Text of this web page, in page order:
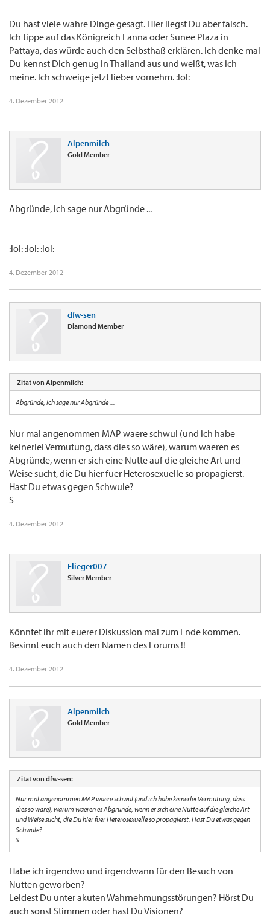
Du hast viele wahre Dinge gesagt. Hier liegst Du aber falsch.
Ich tippe auf das Königreich Lanna oder Sunee Plaza in
Pattaya, das würde auch den Selbsthaß erklären. Ich denke mal
Du kennst Dich genug in Thailand aus und weißt, was ich
meine. Ich schweige jetzt lieber vornehm. :lol:
4. Dezember 2012
Alpenmilch
Gold Member
Abgründe, ich sage nur Abgründe ...
:lol: :lol: :lol:
4. Dezember 2012
dfw-sen
Diamond Member
Zitat von Alpenmilch:
Abgründe, ich sage nur Abgründe ...
Nur mal angenommen MAP waere schwul (und ich habe
keinerlei Vermutung, dass dies so wäre), warum waeren es
Abgründe, wenn er sich eine Nutte auf die gleiche Art und
Weise sucht, die Du hier fuer Heterosexuelle so propagierst.
Hast Du etwas gegen Schwule?
S
4. Dezember 2012
Flieger007
Silver Member
Könntet ihr mit euerer Diskussion mal zum Ende kommen.
Besinnt euch auch den Namen des Forums !!
4. Dezember 2012
Alpenmilch
Gold Member
Zitat von dfw-sen:
Nur mal angenommen MAP waere schwul (und ich habe keinerlei Vermutung, dass
dies so wäre), warum waeren es Abgründe, wenn er sich eine Nutte auf die gleiche Art
und Weise sucht, die Du hier fuer Heterosexuelle so propagierst. Hast Du etwas gegen
Schwule?
S
Habe ich irgendwo und irgendwann für den Besuch von
Nutten geworben?
Leidest Du unter akuten Wahrnehmungsstörungen? Hörst Du
auch sonst Stimmen oder hast Du Visionen?